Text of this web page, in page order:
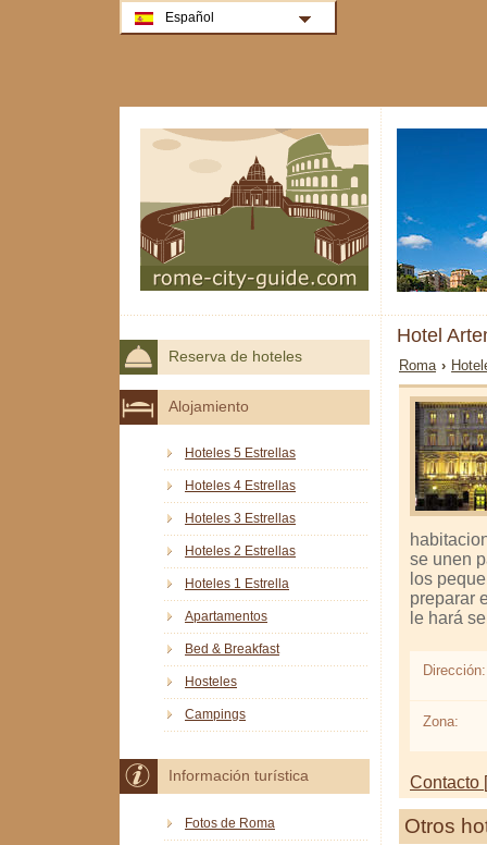
Hotel
Roma ›
se unen
los
preparar
le hará
Dirección:
Zona:
Contacto
Otros
Reserva de hoteles
Alojamiento
Hoteles 5 Estrellas
Hoteles 4 Estrellas
Hoteles 3 Estrellas
Hoteles 2 Estrellas
Hoteles 1 Estrella
Apartamentos
Bed & Breakfast
Hosteles
Campings
Información turística
Fotos de Roma
Español